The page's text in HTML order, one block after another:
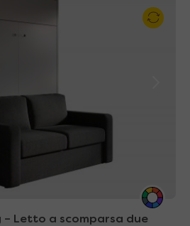
– Letto a scomparsa due